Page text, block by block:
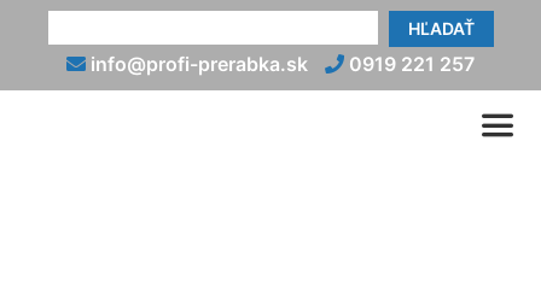
HĽADAŤ
info@profi-prerabka.sk 0919 221 257